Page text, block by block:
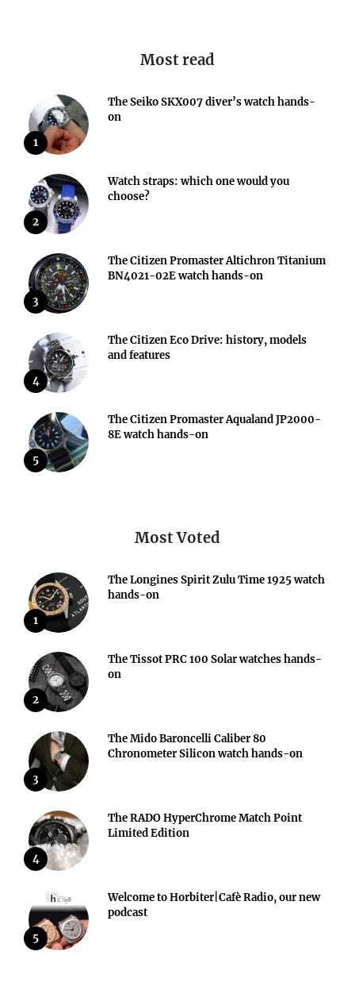
Most read
1
The Seiko SKX007 diver’s watch hands-
on
2
Watch straps: which one would you
choose?
3
The Citizen Promaster Altichron Titanium
BN4021-02E watch hands-on
4
The Citizen Eco Drive: history, models
and features
5
The Citizen Promaster Aqualand JP2000-
8E watch hands-on
Most Voted
1
The Longines Spirit Zulu Time 1925 watch
hands-on
2
The Tissot PRC 100 Solar watches hands-
on
3
The Mido Baroncelli Caliber 80
Chronometer Silicon watch hands-on
4
The RADO HyperChrome Match Point
Limited Edition
5
Welcome to Horbiter|Cafè Radio, our new
podcast